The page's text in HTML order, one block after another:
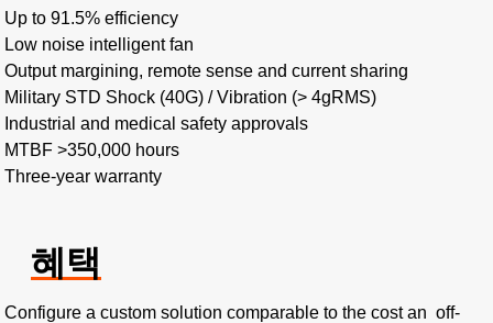
Up to 91.5% efficiency ​
Low noise intelligent fan​
Output margining, remote sense and current sharing​
Military STD Shock (40G) / Vibration (> 4gRMS)​
Industrial and medical safety approvals
MTBF >350,000 hours​
Three-year warranty
혜택
Configure a custom solution comparable to the cost an off-